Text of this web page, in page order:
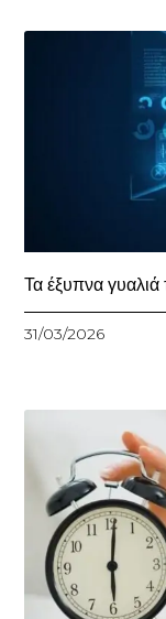
Τα έξυπνα
31/03/2026